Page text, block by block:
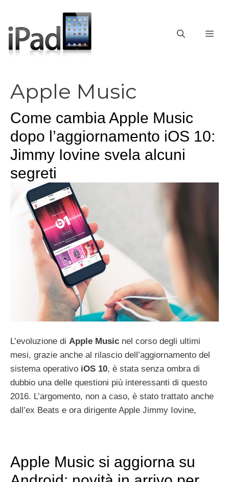
contenuto
Apple Music
Come cambia Apple Music
dopo l’aggiornamento iOS 10:
Jimmy Iovine svela alcuni
segreti
L’evoluzione di Apple Music nel corso degli ultimi
mesi, grazie anche al rilascio dell’aggiornamento del
sistema operativo iOS 10, è stata senza ombra di
dubbio una delle questioni più interessanti di questo
2016. L’argomento, non a caso, è stato trattato anche
dall’ex Beats e ora dirigente Apple Jimmy Iovine,
Apple Music si aggiorna su